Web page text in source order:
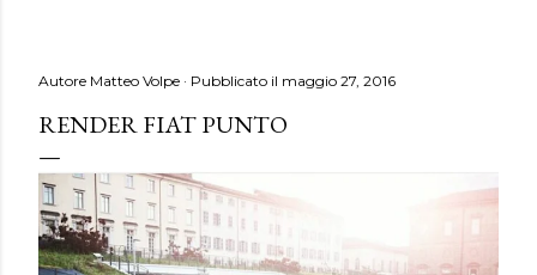
Autore Matteo Volpe Pubblicato il maggio 27, 2016
RENDER FIAT PUNTO